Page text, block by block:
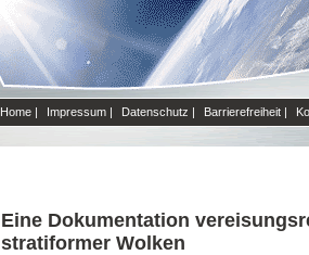
Home | Impressum | Datenschutz | Barrierefreiheit |
Eine Dokumentation
stratiformer Wolken